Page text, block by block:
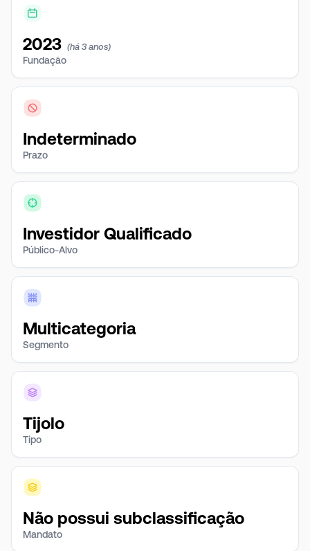
2023 (há 3 anos)
Fundação
Indeterminado
Prazo
Investidor Qualificado
Público-Alvo
Multicategoria
Segmento
Tijolo
Tipo
Não possui subclassificação
Mandato